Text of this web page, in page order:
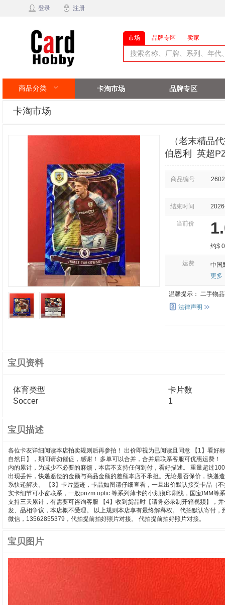
登录 注册
市场 品牌专区 卖家
商品分类 卡淘市场 品牌专区
卡淘市场
（老末精品
伯恩利 英超
商品编号
结束时间
当前价
约$
运费
中国
更多
温馨提示：
二手物
法律声明
宝贝资料
体育类型
Soccer
卡片数
1
宝贝描述
各位卡友详细阅读本店拍卖规则后再参拍！ 出价即视为已阅读且同意 【1】看
自然日】，期间请勿催促，感谢！ 多单可以合并，合并后联系客服可优惠运费
内的累计，为减少不必要的麻烦，本店不支持任何到付，看好描述。 重量超过
出现丢件，快递赔偿的金额与商品金额的差额本店不承担。无论是否保价，快
系快递解决。 【3】卡片墨迹，卡品如图请仔细查看，一旦出价默认接受卡品（
实卡细节可小窗联系，一般prizm optic 等系列薄卡的小划痕印刷线，国宝IMM
支持三天累计，有需要可咨询客服 【4】收到货品时【请务必录制开箱视频】，
发、品相争议，本店概不受理。 以上规则本店享有最终解释权。 代拍默认寄付
微信，13562855379，代拍提前拍好照片对接。 代拍提前拍好照片对接。
宝贝图片